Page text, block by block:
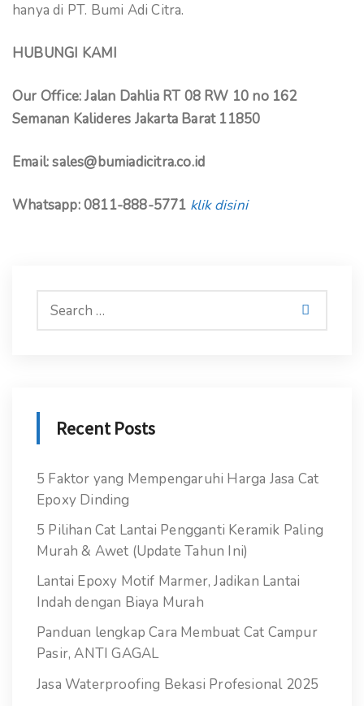
hanya di PT. Bumi Adi Citra.
HUBUNGI KAMI
Our Office: Jalan Dahlia RT 08 RW 10 no 162
Semanan Kalideres Jakarta Barat 11850
Email: sales@bumiadicitra.co.id
Whatsapp: 0811-888-5771 klik disini
Recent Posts
5 Faktor yang Mempengaruhi Harga Jasa Cat
Epoxy Dinding
5 Pilihan Cat Lantai Pengganti Keramik Paling
Murah & Awet (Update Tahun Ini)
Lantai Epoxy Motif Marmer, Jadikan Lantai
Indah dengan Biaya Murah
Panduan lengkap Cara Membuat Cat Campur
Pasir, ANTI GAGAL
Jasa Waterproofing Bekasi Profesional 2025